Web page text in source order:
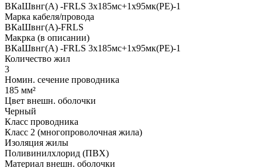
ВКаШвнг(A) -FRLS 3x185мс+1x95мк(PE)-1
Марка кабеля/провода
ВКаШвнг(A)-FRLS
Макрка (в описании)
ВКаШвнг(A) -FRLS 3x185мс+1x95мк(PE)-1
Количество жил
3
Номин. сечение проводника
185 мм²
Цвет внешн. оболочки
Черный
Класс проводника
Класс 2 (многопроволочная жила)
Изоляция жилы
Поливинилхлорид (ПВХ)
Материал внешн. оболочки